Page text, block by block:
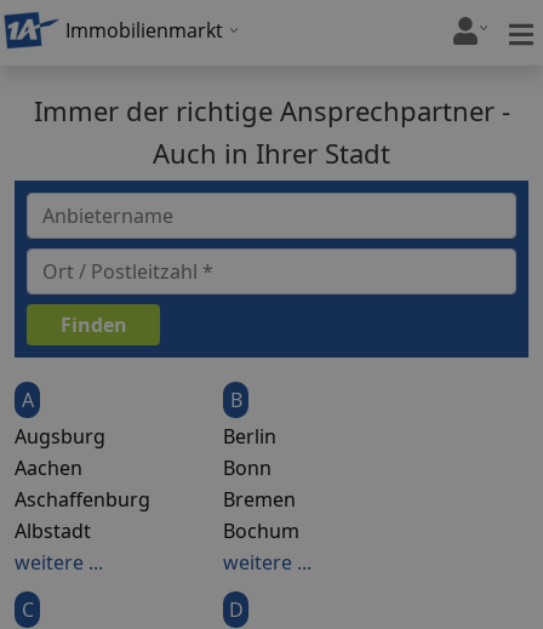
Immobilienmarkt
Immer der richtige Ansprechpartner -
Auch in Ihrer Stadt
A
Augsburg
Aachen
Aschaffenburg
Albstadt
weitere ...
B
Berlin
Bonn
Bremen
Bochum
weitere ...
C
D